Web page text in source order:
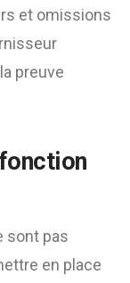
et omissions
preuve
sont pas
en place